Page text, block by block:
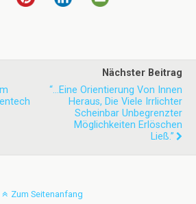
Nächster Beitrag
“...eine Orientierung Von Innen
Heraus, Die Viele Irrlichter
Scheinbar Unbegrenzter
Möglichkeiten Erlöschen
Ließ.”
Zum Seitenanfang